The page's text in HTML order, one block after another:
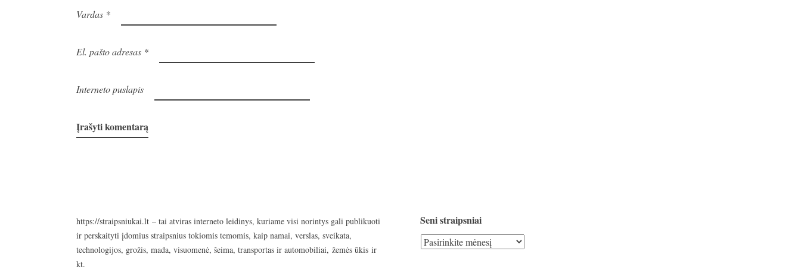
Vardas *
El. pašto adresas *
Interneto puslapis
https://straipsniukai.lt – tai atviras interneto leidinys, kuriame visi norintys gali publikuoti
ir perskaityti įdomius straipsnius tokiomis temomis, kaip namai, verslas, sveikata,
technologijos, grožis, mada, visuomenė, šeima, transportas ir automobiliai, žemės ūkis ir
kt.
Seni straipsniai
Seni